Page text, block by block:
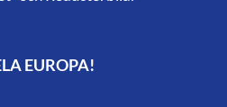
EUROPA!